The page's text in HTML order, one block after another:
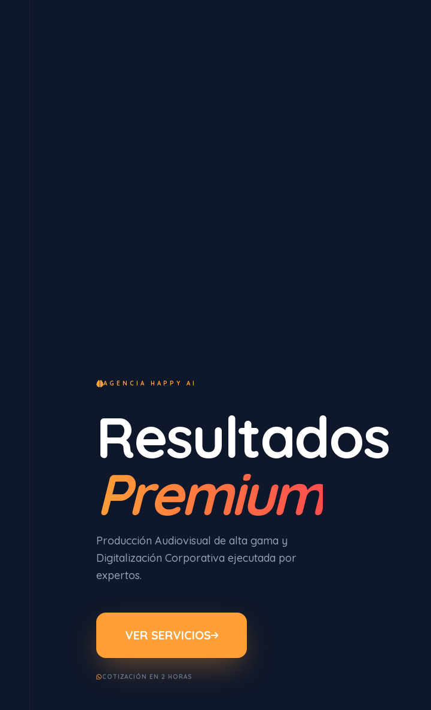
AGENCIA HAPPY AI
Resultados
Premium
Producción Audiovisual de alta gama y
Digitalización Corporativa ejecutada por
expertos.
VER SERVICIOS
COTIZACIÓN EN 2 HORAS